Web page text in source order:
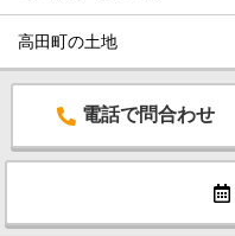
高田町の土地
電話で問合わせ